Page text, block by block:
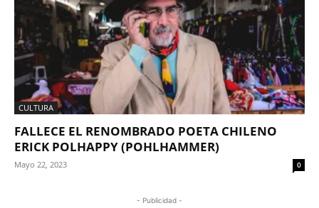
CULTURA
FALLECE EL RENOMBRADO POETA CHILENO
ERICK POLHAPPY (POHLHAMMER)
Mayo 22, 2023 0
- Publicidad -